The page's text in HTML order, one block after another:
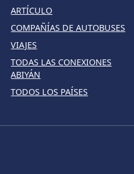
ARTÍCULO
COMPAÑÍAS DE AUTOBUSES
VIAJES
TODAS LAS CONEXIONES
ABIYÁN
TODOS LOS PAÍSES